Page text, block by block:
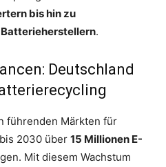
bis hin zu
.
Deutschland
führenden Märkten für
2030 über 15 Millionen E-
Mit diesem Wachstum